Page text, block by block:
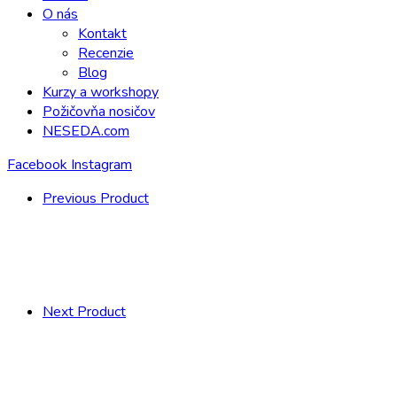
O nás
Kontakt
Recenzie
Blog
Kurzy a workshopy
Požičovňa nosičov
NESEDA.com
Facebook Instagram
Previous Product
Next Product